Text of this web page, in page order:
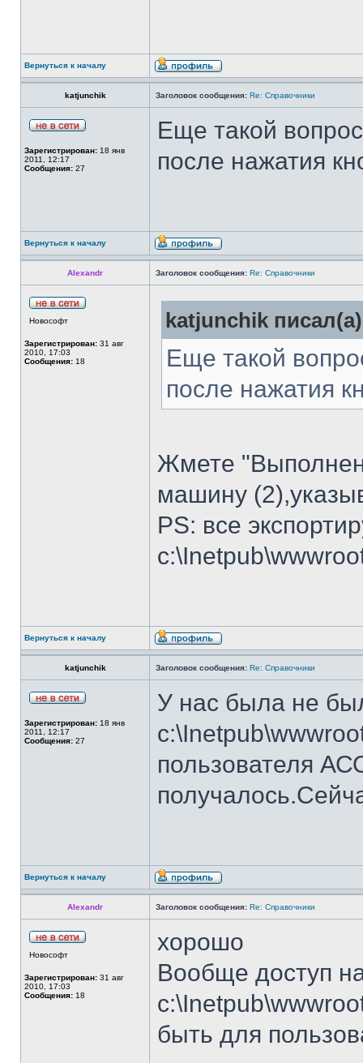
Вернуться к началу
katjunchik Заголовок сообщения: Re: Справочники
Зарегистрирован: 18 янв
2011, 12:17
Сообщения: 27
Еще такой
после нажатия
Вернуться к началу
Alexandr Заголовок сообщения: Re: Справочники
Новософт
Зарегистрирован: 31 авг
2010, 17:03
Сообщения: 18
katjunchik
Еще такой
после нажатия
Жмете
машину
PS: все
Вернуться к началу
katjunchik Заголовок сообщения: Re: Справочники
Зарегистрирован: 18 янв
2011, 12:17
Сообщения: 27
У нас была не
пользователя
Вернуться к началу
Alexandr Заголовок сообщения: Re: Справочники
Новософт
Зарегистрирован: 31 авг
2010, 17:03
Сообщения: 18
хорошо
Вообще доступ
быть для